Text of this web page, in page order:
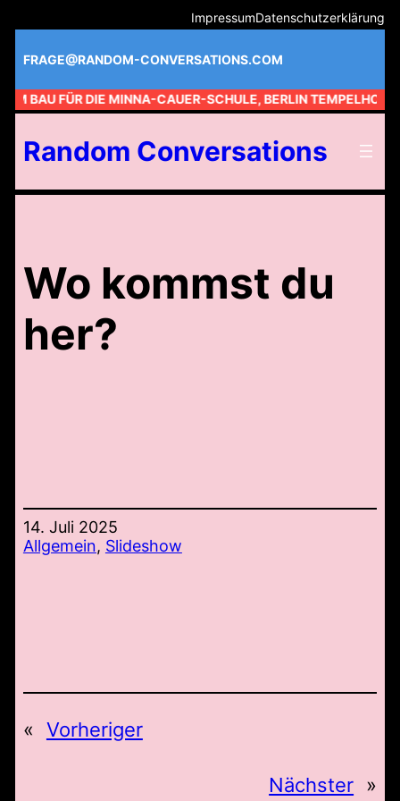
Inhalt
springen
ImpressumDatenschutzerklärung
FRAGE@RANDOM-CONVERSATIONS.COM
AM BAU FÜR DIE MINNA-CAUER-SCHULE, BERLIN TEMPELHOF //
Random Conversations
Wo kommst du
her?
14. Juli 2025
Allgemein, Slideshow
« Vorheriger
Nächster »